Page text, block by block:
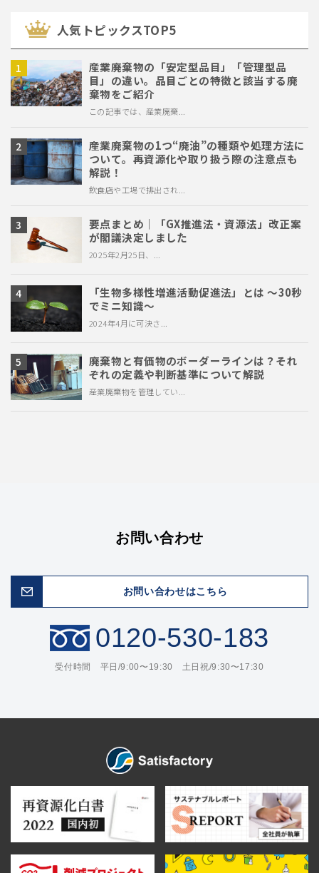
⼈気トピックスTOP5
産業廃棄物の「安定型品目」「管理型品
目」の違い。品目ごとの特徴と該当する廃
棄物をご紹介
この記事では、産業廃棄...
産業廃棄物の1つ“廃油”の種類や処理方法に
ついて。再資源化や取り扱う際の注意点も
解説！
飲食店や工場で排出され...
要点まとめ｜「GX推進法・資源法」改正案
が閣議決定しました
2025年2月25日、...
「生物多様性増進活動促進法」とは ～30秒
でミニ知識～
2024年4月に可決さ...
廃棄物と有価物のボーダーラインは？それ
ぞれの定義や判断基準について解説
産業廃棄物を管理してい...
お問い合わせ
お問い合わせはこちら
0120-530-183
受付時間 平日/9:00〜19:30 土日祝/9:30〜17:30